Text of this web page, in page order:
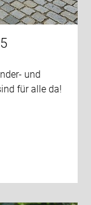
und
für alle da!